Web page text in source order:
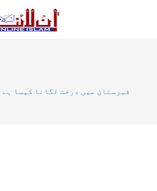
قبرستان میں درخت لگانا کیسا ہے